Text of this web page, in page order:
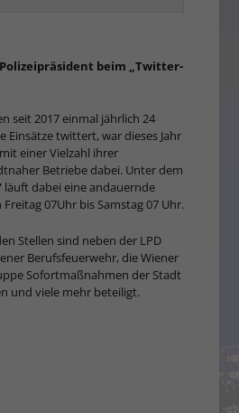
beim „Twitter-
seit 2017 einmal jährlich 24
Einsätze twittert, war dieses Jahr
mit einer Vielzahl ihrer
Betriebe dabei. Unter dem
läuft dabei eine andauernde
07Uhr bis Samstag 07 Uhr.
Stellen sind neben der LPD
Berufsfeuerwehr, die Wiener
Sofortmaßnahmen der Stadt
und viele mehr beteiligt.